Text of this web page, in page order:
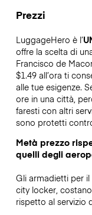
Prezzi
LuggageHero è l’
offre la scelta di
Francisco de
$1.49 all’ora ti
alle tue esigenze.
ore in una città,
faresti con altri
sono protetti
Metà prezzo
quelli degli
Gli armadietti per
city locker,
rispetto al servizio